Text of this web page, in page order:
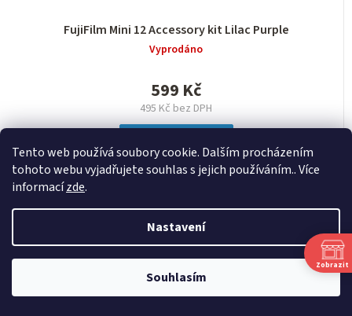
Tento web používá soubory cookie. Dalším procházením
tohoto webu vyjadřujete souhlas s jejich používáním.. Více
informacízde.
Nastavení
Souhlasím
FujiFilm Mini 12 Accessory kit Lilac Purple
Vyprodáno
495 Kč bez DPH
599 Kč
O
v
l
NAČÍST 24 DALŠÍCH
S
t
r
á
1
2
položek celkem
NAHORU
Zobrazit